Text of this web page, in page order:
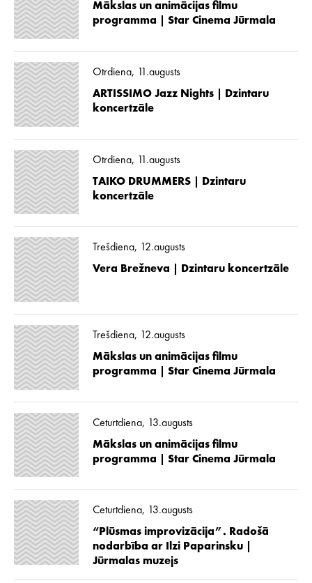
Mākslas un animācijas filmu
programma | Star Cinema Jūrmala
Otrdiena, 11.augusts
ARTISSIMO Jazz Nights | Dzintaru
koncertzāle
Otrdiena, 11.augusts
TAIKO DRUMMERS | Dzintaru
koncertzāle
Trešdiena, 12.augusts
Vera Brežneva | Dzintaru koncertzāle
Trešdiena, 12.augusts
Mākslas un animācijas filmu
programma | Star Cinema Jūrmala
Ceturtdiena, 13.augusts
Mākslas un animācijas filmu
programma | Star Cinema Jūrmala
Ceturtdiena, 13.augusts
“Plūsmas improvizācija”. Radošā
nodarbība ar Ilzi Paparinsku |
Jūrmalas muzejs